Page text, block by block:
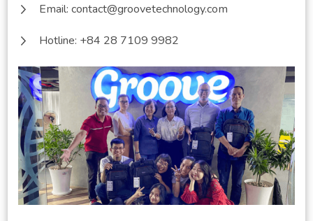
Email:contact@groovetechnology.com
Hotline: +84 28 7109 9982